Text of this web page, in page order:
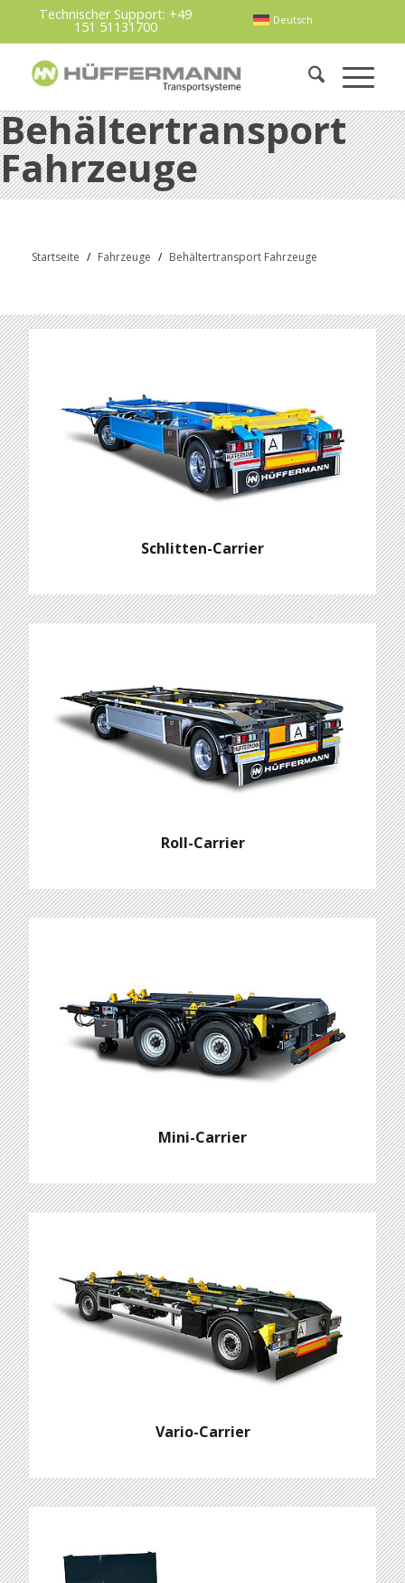
Deutsch
Technischer Support: +49
151 51131700
Behältertransport
Fahrzeuge
Startseite / Fahrzeuge / Behältertransport Fahrzeuge
Schlitten-Carrier
Roll-Carrier
Mini-Carrier
Vario-Carrier